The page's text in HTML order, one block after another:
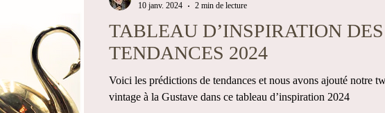
TABLEAU D’INSPIRATION DES
TENDANCES 2024
Voici les prédictions de tendances et nous avons ajouté notre
vintage à la Gustave dans ce tableau d’inspiration 2024
10 janv. 2024
2 min de lecture